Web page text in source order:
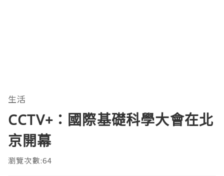
生活
CCTV+：國際基礎科學大會在北
京開幕
瀏覽次數:64